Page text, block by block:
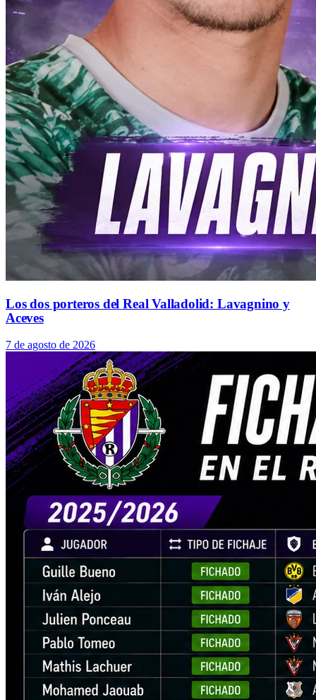
Los dos porteros del Real Valladolid: Lavagnino y
Aceves
7 de agosto de 2026